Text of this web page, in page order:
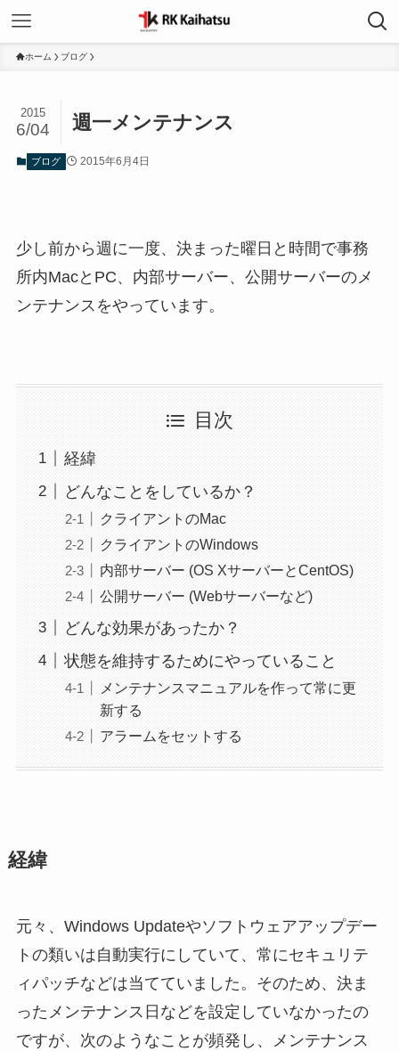
ホーム ブログ
週一メンテナンス
2015
6/04
ブログ 2015年6月4日
少し前から週に一度、決まった曜日と時間で事務
所内MacとPC、内部サーバー、公開サーバーのメ
ンテナンスをやっています。
目次
経緯
どんなことをしているか？
クライアントのMac
クライアントのWindows
内部サーバー (OS XサーバーとCentOS)
公開サーバー (Webサーバーなど)
どんな効果があったか？
状態を維持するためにやっていること
メンテナンスマニュアルを作って常に更
新する
アラームをセットする
経緯
元々、Windows Updateやソフトウェアアップデー
トの類いは自動実行にしていて、常にセキュリテ
ィパッチなどは当てていました。そのため、決ま
ったメンテナンス日などを設定していなかったの
ですが、次のようなことが頻発し、メンテナンス